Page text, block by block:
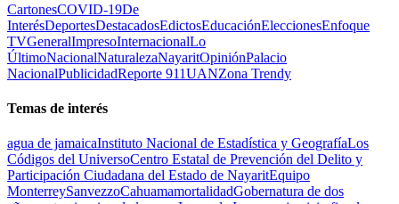
CartonesCOVID-19De
InterésDeportesDestacadosEdictosEducaciónEleccionesEnfoque
TVGeneralImpresoInternacionalLo
ÚltimoNacionalNaturalezaNayaritOpiniónPalacio
NacionalPublicidadReporte 911UANZona Trendy
Temas de interés
agua de jamaicaInstituto Nacional de Estadística y GeografíaLos
Códigos del UniversoCentro Estatal de Prevención del Delito y
Participación Ciudadana del Estado de NayaritEquipo
MonterreySanvezzoCahuamamortalidadGobernatura de dos